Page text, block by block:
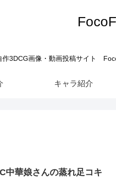
作3DCG画像・動画投稿サイト
キャラ紹介
中華娘さんの蒸れ足コキ